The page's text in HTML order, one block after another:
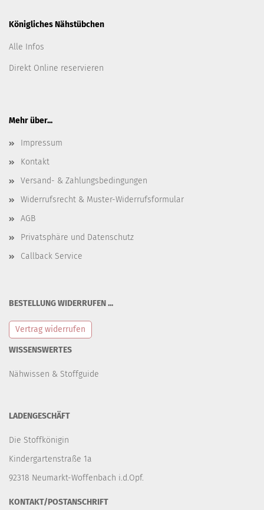
Königliches Nähstübchen
Alle Infos
Direkt Online reservieren
Mehr über...
Impressum
Kontakt
Versand- & Zahlungsbedingungen
Widerrufsrecht & Muster-Widerrufsformular
AGB
Privatsphäre und Datenschutz
Callback Service
BESTELLUNG WIDERRUFEN ...
Vertrag widerrufen
WISSENSWERTES
Nähwissen & Stoffguide
LADENGESCHÄFT
Die Stoffkönigin
Kindergartenstraße 1a
92318 Neumarkt-Woffenbach i.d.Opf.
KONTAKT/POSTANSCHRIFT